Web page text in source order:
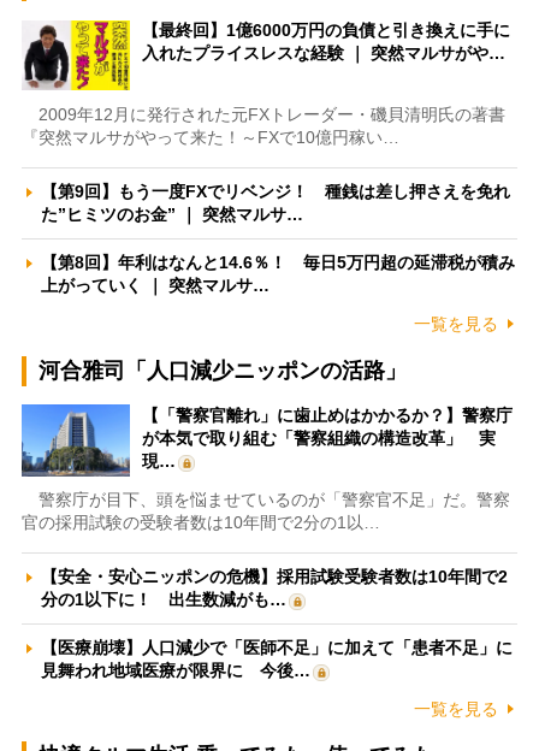
【最終回】1億6000万円の負債と引き換えに手に
入れたプライスレスな経験 ｜ 突然マルサがや…
2009年12月に発行された元FXトレーダー・磯貝清明氏の著書
『突然マルサがやって来た！～FXで10億円稼い…
【第9回】もう一度FXでリベンジ！ 種銭は差し押さえを免れ
た”ヒミツのお金” ｜ 突然マルサ…
【第8回】年利はなんと14.6％！ 毎日5万円超の延滞税が積み
上がっていく ｜ 突然マルサ…
一覧を見る
河合雅司「人口減少ニッポンの活路」
【「警察官離れ」に歯止めはかかるか？】警察庁
が本気で取り組む「警察組織の構造改革」 実
現…
警察庁が目下、頭を悩ませているのが「警察官不足」だ。警察
官の採用試験の受験者数は10年間で2分の1以…
【安全・安心ニッポンの危機】採用試験受験者数は10年間で2
分の1以下に！ 出生数減がも…
【医療崩壊】人口減少で「医師不足」に加えて「患者不足」に
見舞われ地域医療が限界に 今後…
一覧を見る